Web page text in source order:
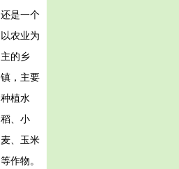
还是一个
以农业为
主的乡
镇，主要
种植水
稻、小
麦、玉米
等作物。